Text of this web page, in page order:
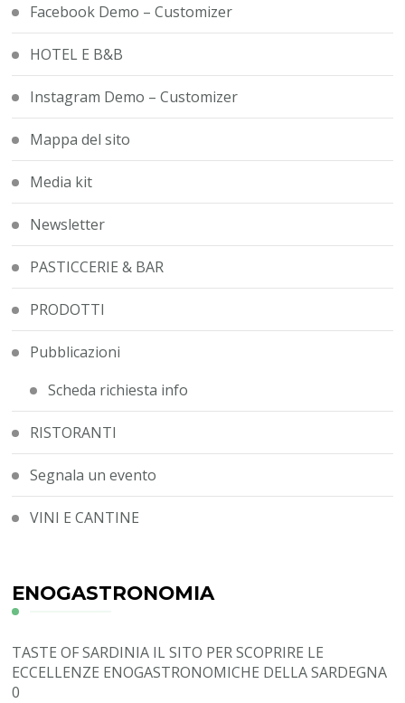
Facebook Demo – Customizer
HOTEL E B&B
Instagram Demo – Customizer
Mappa del sito
Media kit
Newsletter
PASTICCERIE & BAR
PRODOTTI
Pubblicazioni
Scheda richiesta info
RISTORANTI
Segnala un evento
VINI E CANTINE
ENOGASTRONOMIA
TASTE OF SARDINIA IL SITO PER SCOPRIRE LE
ECCELLENZE ENOGASTRONOMICHE DELLA SARDEGNA
0